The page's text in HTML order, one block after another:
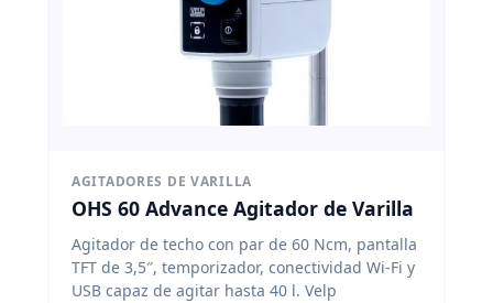
AGITADORES DE VARILLA
OHS 60 Advance Agitador de Varilla
Agitador de techo con par de 60 Ncm, pantalla
TFT de 3,5″, temporizador, conectividad Wi-Fi y
USB capaz de agitar hasta 40 l. Velp